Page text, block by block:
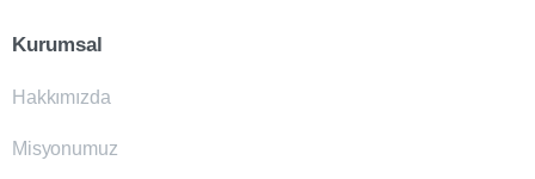
Kurumsal
Hakkımızda
Misyonumuz